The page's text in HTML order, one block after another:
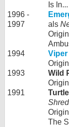
Is
1996 -
1997
als
1994
Viper
1993
Wild
1991
The